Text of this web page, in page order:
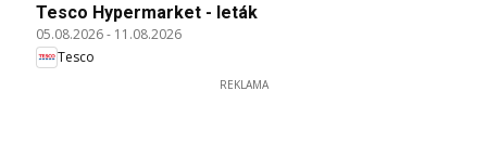
Tesco Hypermarket - leták
05.08.2026- 11.08.2026
Tesco
REKLAMA